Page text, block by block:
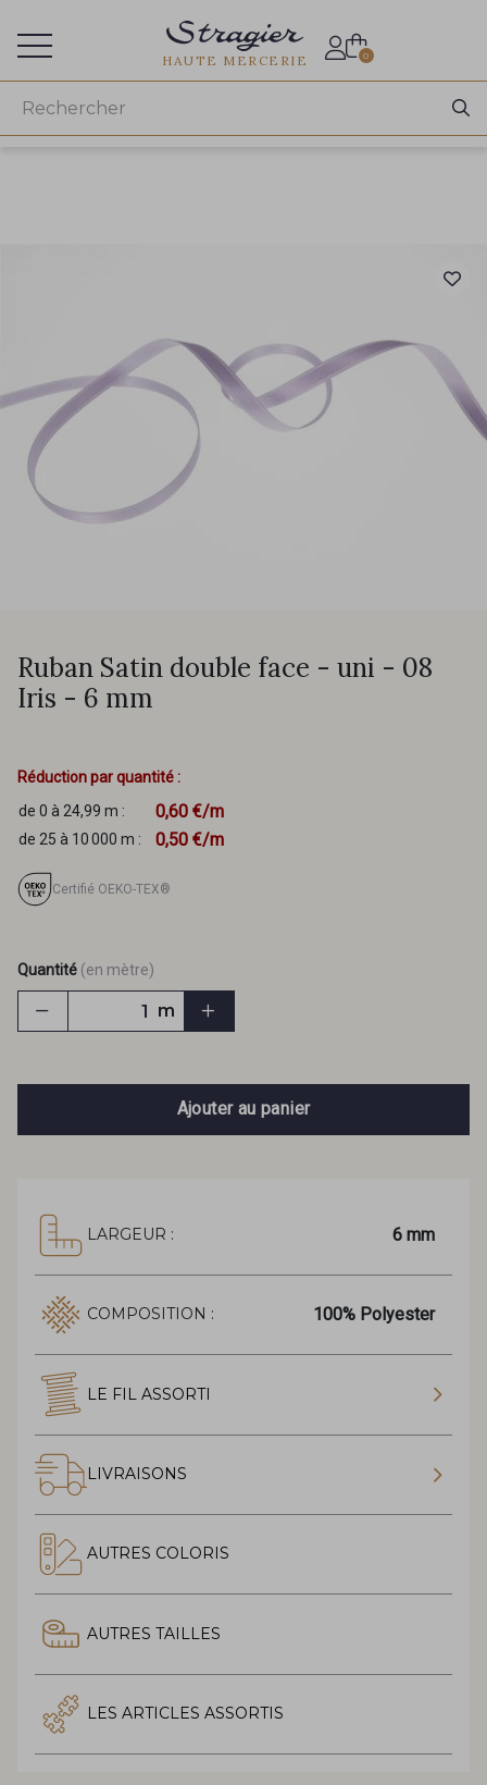
HAUTE MERCERIE 0
Ruban Satin double face - uni - 08
Iris - 6 mm
Réduction par quantité :
de 0 à 24,99 m :
0,60 €/m
de 25 à 10 000 m : 0,50 €/m
Certifié OEKO-TEX®
Quantité (en mètre)
m
Ajouter au panier
LARGEUR : 6 mm
COMPOSITION : 100% Polyester
LE FIL ASSORTI
LIVRAISONS
AUTRES COLORIS
AUTRES TAILLES
LES ARTICLES ASSORTIS